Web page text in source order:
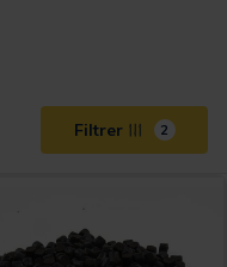
Filtrer 2